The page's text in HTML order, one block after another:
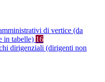
di vertice (da
in tabelle) 16
dirigenziali (dirigenti non